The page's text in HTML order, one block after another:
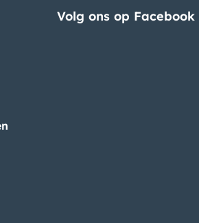
Volg ons op Facebook